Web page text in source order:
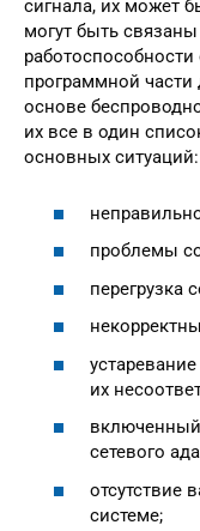
сигнала, их может
могут быть
работоспособности
программной части
основе
их все в один
основных ситуаций:
проблемы
перегрузка
их
сетевого
отсутствие
системе;